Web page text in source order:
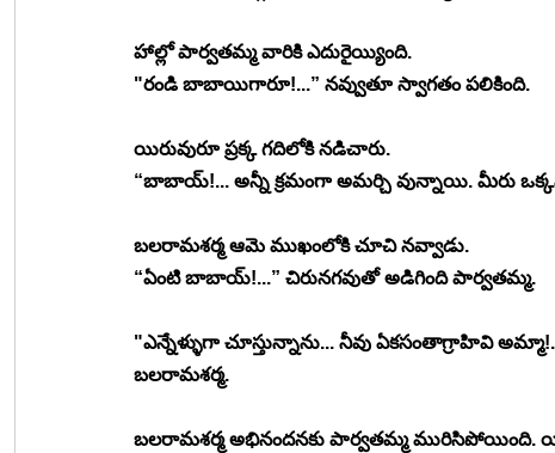
హాల్లో పార్వతమ్మ వారికి ఎదురైయ్యింది.
"రండి బాబాయిగారూ!...” నవ్వుతూ స్వాగతం పలికింది.
యిరువురూ ప్రక్క గదిలోకి నడిచారు.
“బాబాయ్!... అన్నీ క్రమంగా అమర్చి వున్నాయి. మీరు
బలరామశర్మ ఆమె ముఖంలోకి చూచి నవ్వాడు.
“ఏంటి బాబాయ్!...” చిరునగవుతో అడిగింది పార్వతమ్మ.
"ఎన్నేళ్ళుగా చూస్తున్నాను... నీవు ఏకసంతాగ్రాహివి
బలరామశర్మ.
బలరామశర్మ అభినందనకు పార్వతమ్మ మురిసిపోయింది.